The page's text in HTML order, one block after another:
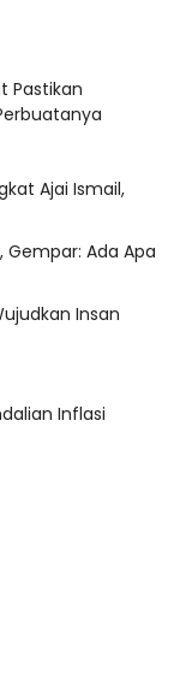
Pastikan
Ajai Ismail,
Gempar: Ada Apa
Insan
Inflasi